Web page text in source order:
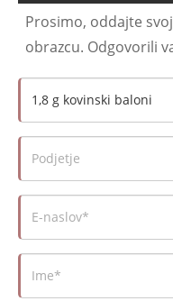
Prosimo, oddajte
obrazcu. Odgovorili